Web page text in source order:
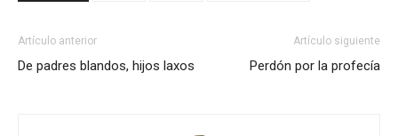
Artículo anterior
De padres blandos, hijos laxos
Artículo siguiente
Perdón por la profecía